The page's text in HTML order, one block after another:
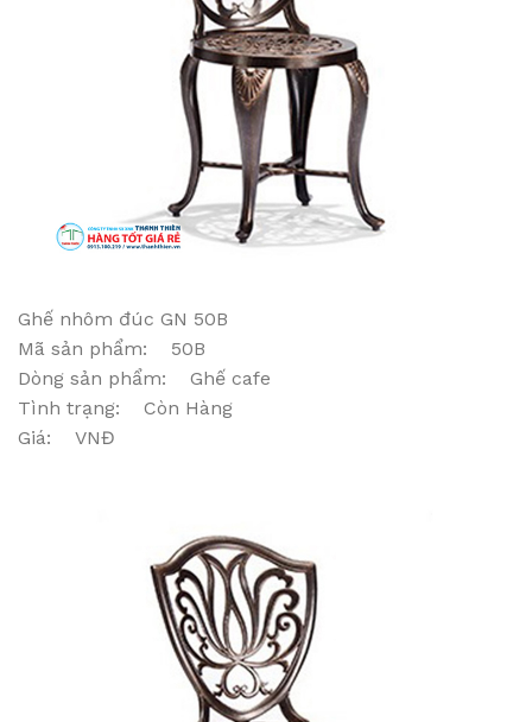
Ghế nhôm đúc GN 50B
Mã sản phẩm: 50B
Dòng sản phẩm: Ghế cafe
Tình trạng: Còn Hàng
Giá: VNĐ